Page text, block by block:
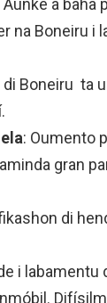
Aunke a baha
na Boneiru i
Boneiru ta
: Oumento
gran
di
i labamentu